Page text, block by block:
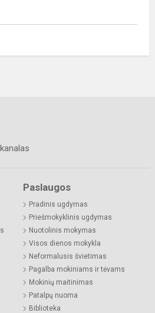
Paslaugos
Pradinis ugdymas
Priešmokyklinis ugdymas
Nuotolinis mokymas
Visos dienos mokykla
Neformalusis švietimas
Pagalba mokiniams ir tėvams
Mokinių maitinimas
Patalpų nuoma
Biblioteka